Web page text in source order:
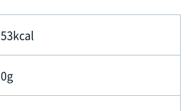
53kcal
0g